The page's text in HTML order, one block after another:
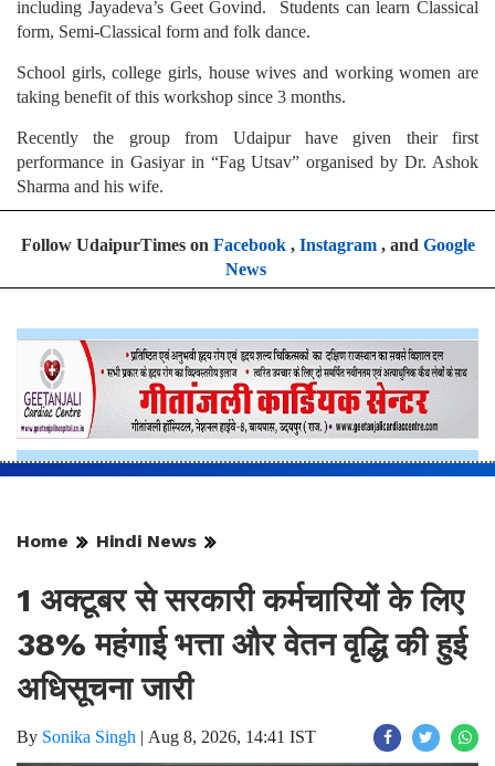
including Jayadeva’s Geet Govind. Students can learn Classical
form, Semi-Classical form and folk dance.
School girls, college girls, house wives and working women are
taking benefit of this workshop since 3 months.
Recently the group from Udaipur have given their first
performance in Gasiyar in “Fag Utsav” organised by Dr. Ashok
Sharma and his wife.
Follow UdaipurTimes on Facebook, Instagram, and Google
News
Home Hindi News
1 अक्टूबर से सरकारी कर्मचारियों के लिए
38% महंगाई भत्ता और वेतन वृद्धि की हुई
अधिसूचना जारी
By Sonika Singh | Aug 8, 2026, 14:41 IST